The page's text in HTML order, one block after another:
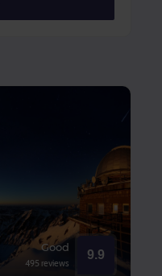
Good
495 reviews
9.9